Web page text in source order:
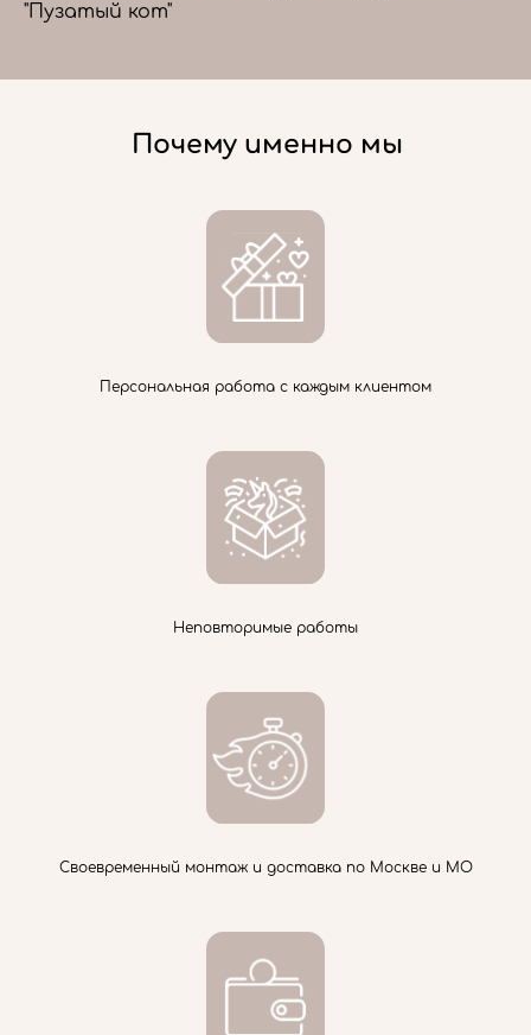
"Пузатый кот"
Почему именно мы
Персональная работа с каждым клиентом
Неповторимые работы
Своевременный монтаж и доставка по Москве и МО